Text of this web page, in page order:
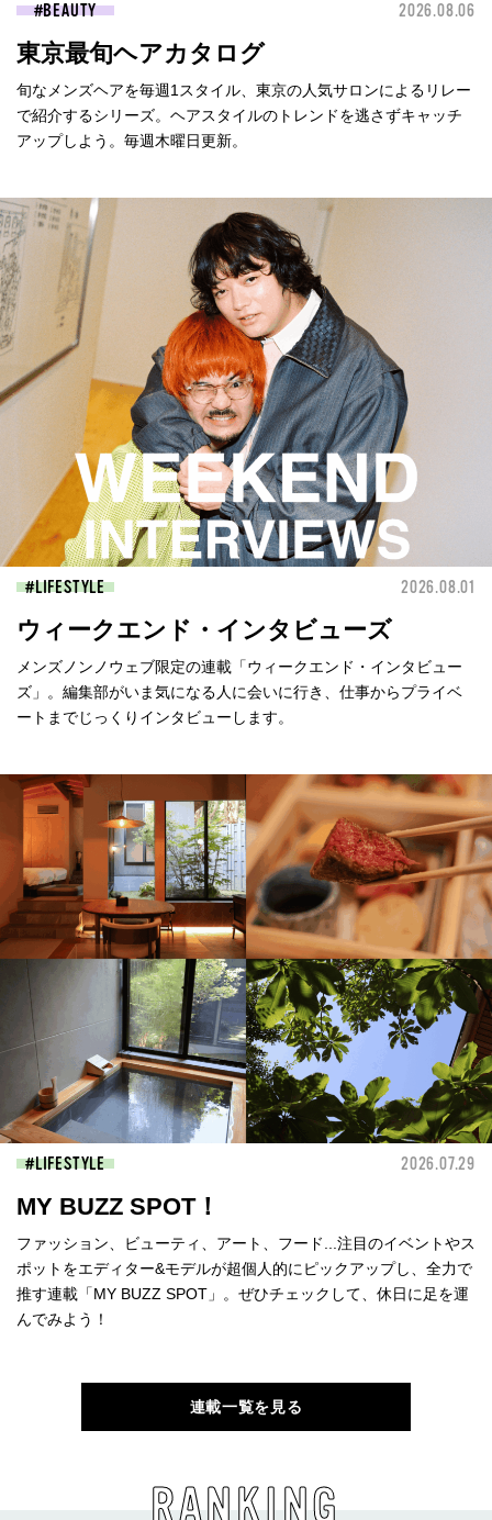
BEAUTY 2026.08.06
東京最旬ヘアカタログ
旬なメンズヘアを毎週1スタイル、東京の人気サロンによるリレー
で紹介するシリーズ。ヘアスタイルのトレンドを逃さずキャッチ
アップしよう。毎週木曜日更新。
LIFESTYLE 2026.08.01
ウィークエンド・インタビューズ
メンズノンノウェブ限定の連載「ウィークエンド・インタビュー
ズ」。編集部がいま気になる人に会いに行き、仕事からプライベ
ートまでじっくりインタビューします。
LIFESTYLE 2026.07.29
MY BUZZ SPOT！
ファッション、ビューティ、アート、フード...注目のイベントやス
ポットをエディター&モデルが超個人的にピックアップし、全力で
推す連載「MY BUZZ SPOT」。ぜひチェックして、休日に足を運
んでみよう！
連載一覧を見る
RANKING